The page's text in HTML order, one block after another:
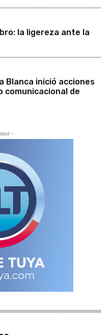
la ligereza ante la
Blanca inició acciones
comunicacional de
-